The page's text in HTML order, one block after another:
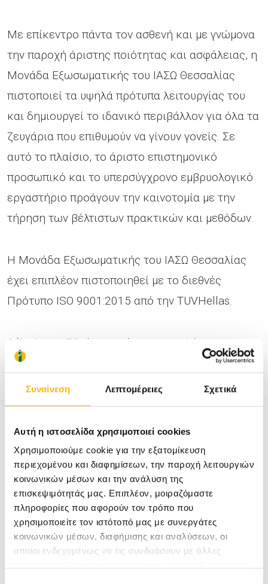
Συναίνεση Λεπτομέρειες Σχετικά
Αυτή η ιστοσελίδα χρησιμοποιεί cookies
Χρησιμοποιούμε cookie για την εξατομίκευση
περιεχομένου και διαφημίσεων, την παροχή λειτουργιών
κοινωνικών μέσων και την ανάλυση της
επισκεψιμότητάς μας. Επιπλέον, μοιραζόμαστε
πληροφορίες που αφορούν τον τρόπο που
χρησιμοποιείτε τον ιστότοπό μας με συνεργάτες
κοινωνικών μέσων, διαφήμισης και αναλύσεων, οι
οποίοι ενδεχομένως να τις συνδυάσουν με άλλες
Με επίκεντρο πάντα τον ασθενή και με γνώμονα
την παροχή άριστης ποιότητας και ασφάλειας, η
Μονάδα Εξωσωματικής του ΙΑΣΩ Θεσσαλίας
πιστοποιεί τα υψηλά πρότυπα λειτουργίας του
και δημιουργεί το ιδανικό περιβάλλον για όλα τα
ζευγάρια που επιθυμούν να γίνουν γονείς. Σε
αυτό το πλαίσιο, το άριστο επιστημονικό
προσωπικό και το υπερσύγχρονο εμβρυολογικό
εργαστήριο προάγουν την καινοτομία με την
τήρηση των βέλτιστων πρακτικών και μεθόδων.
Η Μονάδα Εξωσωματικής του ΙΑΣΩ Θεσσαλίας
έχει επιπλέον πιστοποιηθεί με το διεθνές
Πρότυπο ISO 9001:2015 από την TUVHellas.
Ο Όμιλος ΙΑΣΩ, ένας από τους μεγαλύτερους
Ομίλους υγείας στην Ελλάδα, έχει εξασφαλίσει
τις απαραίτητες διεθνείς πιστοποιήσεις
ποιότητας και τις κατάλληλες σε διεθνή
standards υποδομές σε όλες τις κλινικές του
(ΙΑΣΩ, ΙΑΣΩ Παίδων, ΙΑΣΩ General, ΙΑΣΩ
Θεσσαλίας και το Κέντρο Αποθεραπείας και
Αποκατάστασης Φιλοκτήτης), παρέχοντας ένα
εξαιρετικό επίπεδο περίθαλψης στους ασθενείς.
Στο πλαίσιο της πολιτικής ποιότητας που
ακολουθεί, βελτιώνει συνεχώς τις υπηρεσίες
του, μέσω της υιοθέτησης των πιο προηγμένων